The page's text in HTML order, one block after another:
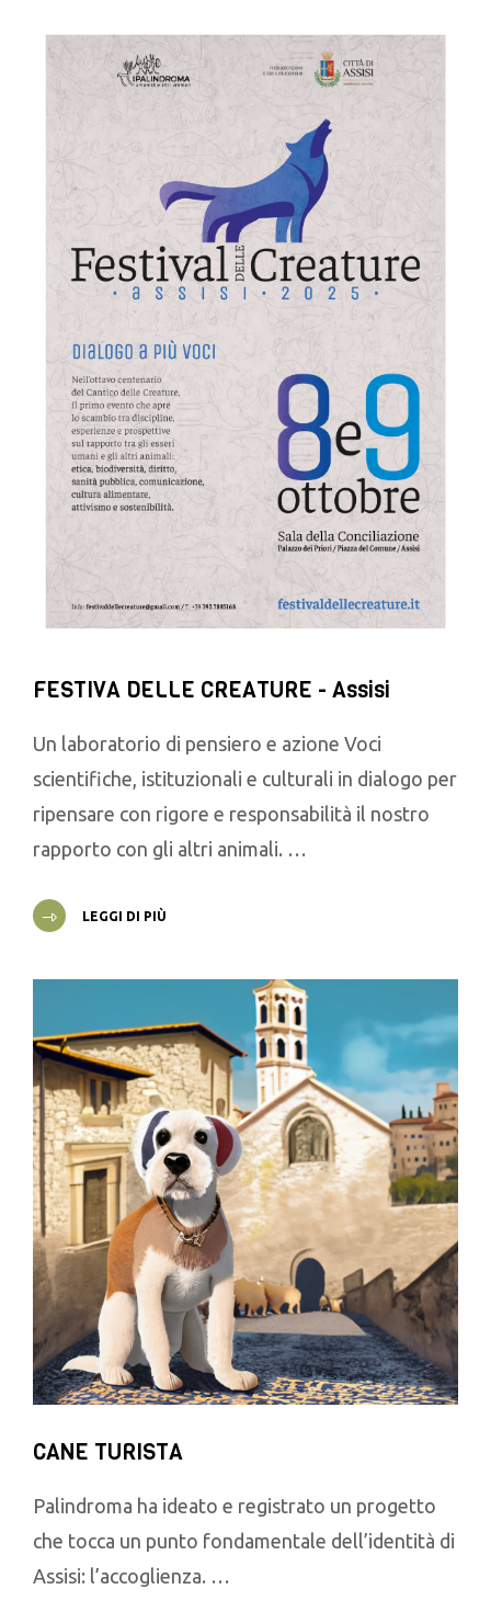
FESTIVA DELLE CREATURE - Assisi
Un laboratorio di pensiero e azione Voci
scientifiche, istituzionali e culturali in dialogo per
ripensare con rigore e responsabilità il nostro
rapporto con gli altri animali. …
LEGGI DI PIÙ
CANE TURISTA
Palindroma ha ideato e registrato un progetto
che tocca un punto fondamentale dell’identità di
Assisi: l’accoglienza. …